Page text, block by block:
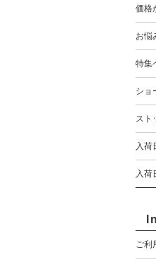
価格
お悩
特集
ショ
スト
入荷
入荷
ご利